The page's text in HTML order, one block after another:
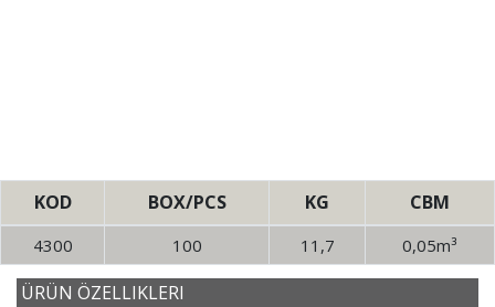
KOD BOX/PCS KG CBM
4300 100 11,7 0,05m³
ÜRÜN ÖZELLIKLERI